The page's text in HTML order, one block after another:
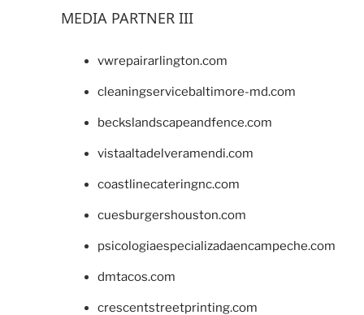
MEDIA PARTNER III
vwrepairarlington.com
cleaningservicebaltimore-md.com
beckslandscapeandfence.com
vistaaltadelveramendi.com
coastlinecateringnc.com
cuesburgershouston.com
psicologiaespecializadaencampeche.com
dmtacos.com
crescentstreetprinting.com